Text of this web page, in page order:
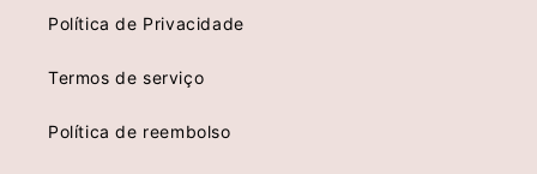
Política de Privacidade
Termos de serviço
Política de reembolso